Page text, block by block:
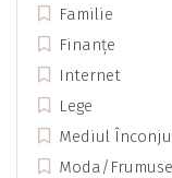
Familie
Finanțe
Internet
Lege
Mediul
Moda/